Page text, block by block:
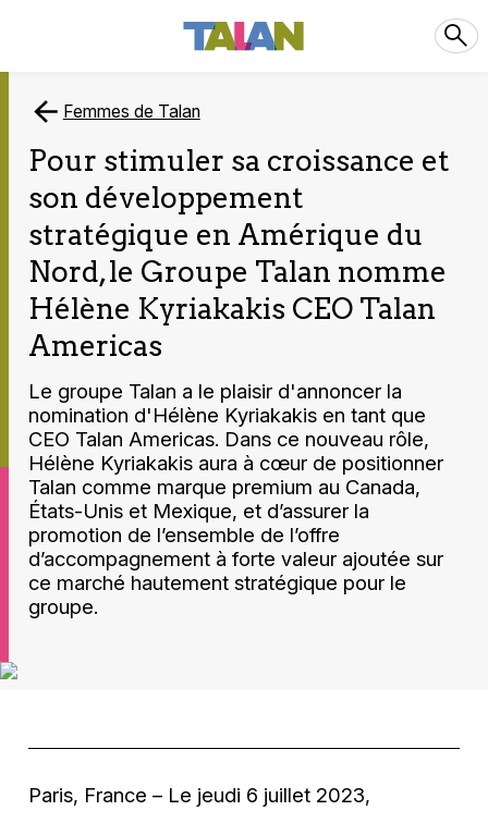
Femmes de Talan
Pour stimuler sa croissance et
son développement
stratégique en Amérique du
Nord, le Groupe Talan nomme
Hélène Kyriakakis CEO Talan
Americas
Le groupe Talan a le plaisir d'annoncer la
nomination d'Hélène Kyriakakis en tant que
CEO Talan Americas. Dans ce nouveau rôle,
Hélène Kyriakakis aura à cœur de positionner
Talan comme marque premium au Canada,
États-Unis et Mexique, et d’assurer la
promotion de l’ensemble de l’offre
d’accompagnement à forte valeur ajoutée sur
ce marché hautement stratégique pour le
groupe.
Paris, France – Le jeudi 6 juillet 2023,